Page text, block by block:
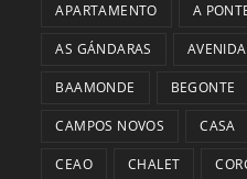
APARTAMENTO A
AS GÁNDARAS
BAAMONDE BEGONTE
CAMPOS NOVOS CASA
CEAO CHALET